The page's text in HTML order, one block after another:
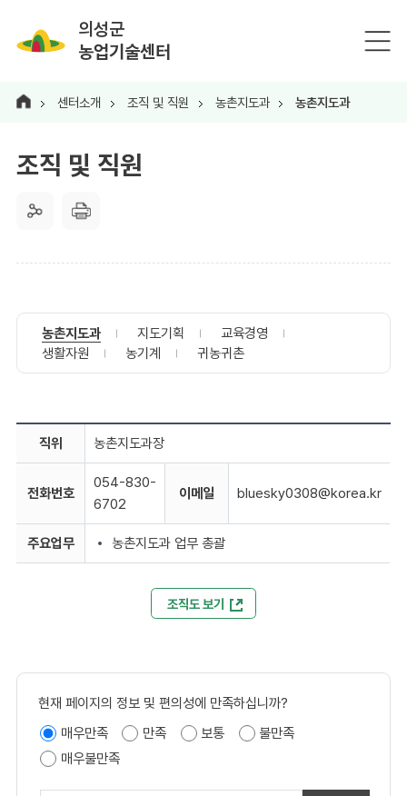
의성군
농업기술센터
센터소개 조직 및 직원 농촌지도과 농촌지도과
조직 및 직원
농촌지도과 지도기획
교육경영
생활자원
농기계 귀농귀촌
직위 농촌지도과장
전화번호
054-830-
6702
이메일 bluesky0308@korea.kr
주요업무 농촌지도과 업무 총괄
조직도 보기
현재 페이지의 정보 및 편의성에 만족하십니까?
매우만족
만족 보통
불만족
매우불만족